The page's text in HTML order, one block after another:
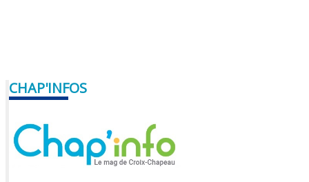
CHAP'INFOS